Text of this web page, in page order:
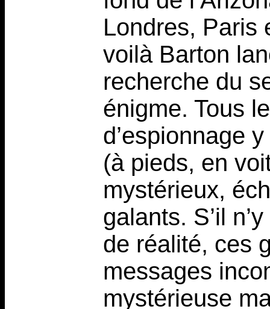
Londres, Paris
voilà Barton
recherche du
énigme. Tous
d’espionnage
(à pieds, en
mystérieux,
galants. S’il
de réalité, ces
messages
mystérieuse